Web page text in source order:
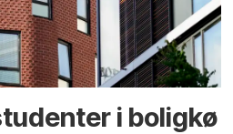
i boligkø